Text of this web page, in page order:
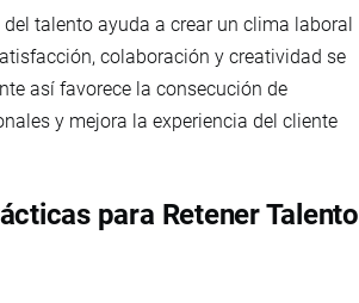
talento ayuda a crear un clima laboral
colaboración y creatividad se
así favorece la consecución de
y mejora la experiencia del cliente
para Retener Talento